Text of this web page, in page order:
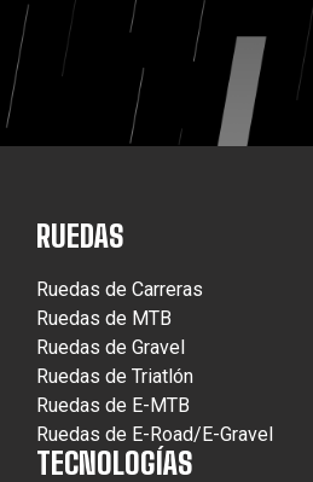
RUEDAS
Ruedas de Carreras
Ruedas de MTB
Ruedas de Gravel
Ruedas de Triatlón
Ruedas de E-MTB
Ruedas de E-Road/E-Gravel
TECNOLOGÍAS